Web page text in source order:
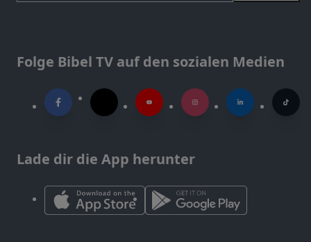
Folge Bibel TV auf den sozialen Medien
Lade dir die App herunter